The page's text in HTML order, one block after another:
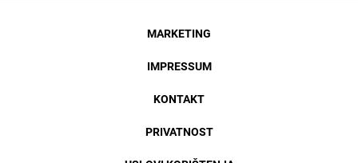
MARKETING
IMPRESSUM
KONTAKT
PRIVATNOST